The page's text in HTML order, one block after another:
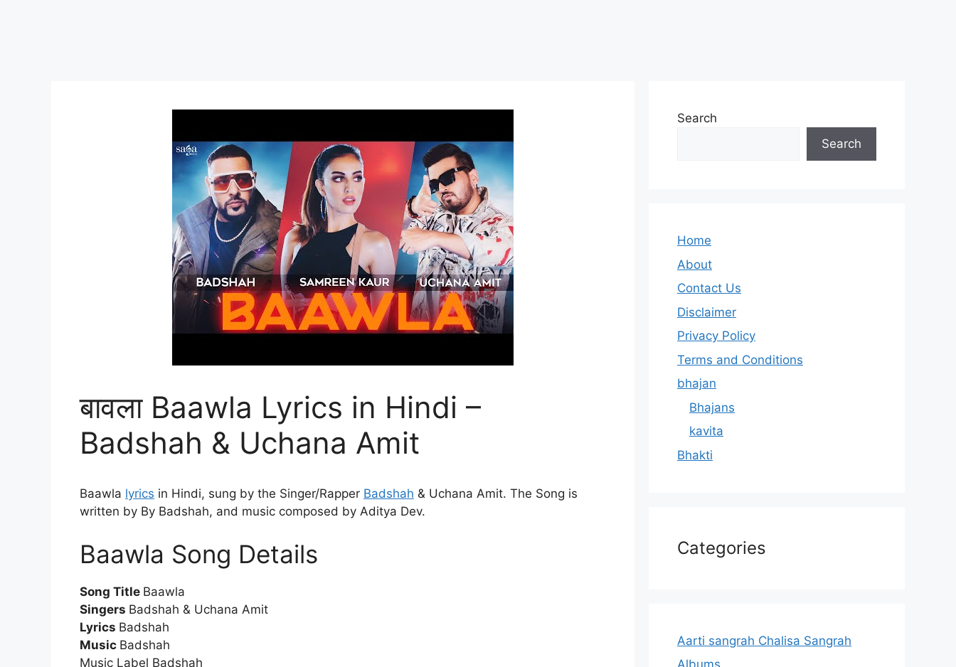
बावला Baawla Lyrics in Hindi –
Badshah & Uchana Amit
Baawla lyrics in Hindi, sung by the Singer/Rapper Badshah & Uchana Amit. The Song is
written by By Badshah, and music composed by Aditya Dev.
Baawla Song Details
Song Title Baawla
Singers Badshah & Uchana Amit
Lyrics Badshah
Music Badshah
Music Label Badshah
Search
Search
Home
About
Contact Us
Disclaimer
Privacy Policy
Terms and Conditions
bhajan
Bhajans
kavita
Bhakti
Categories
Aarti sangrah Chalisa Sangrah
Albums